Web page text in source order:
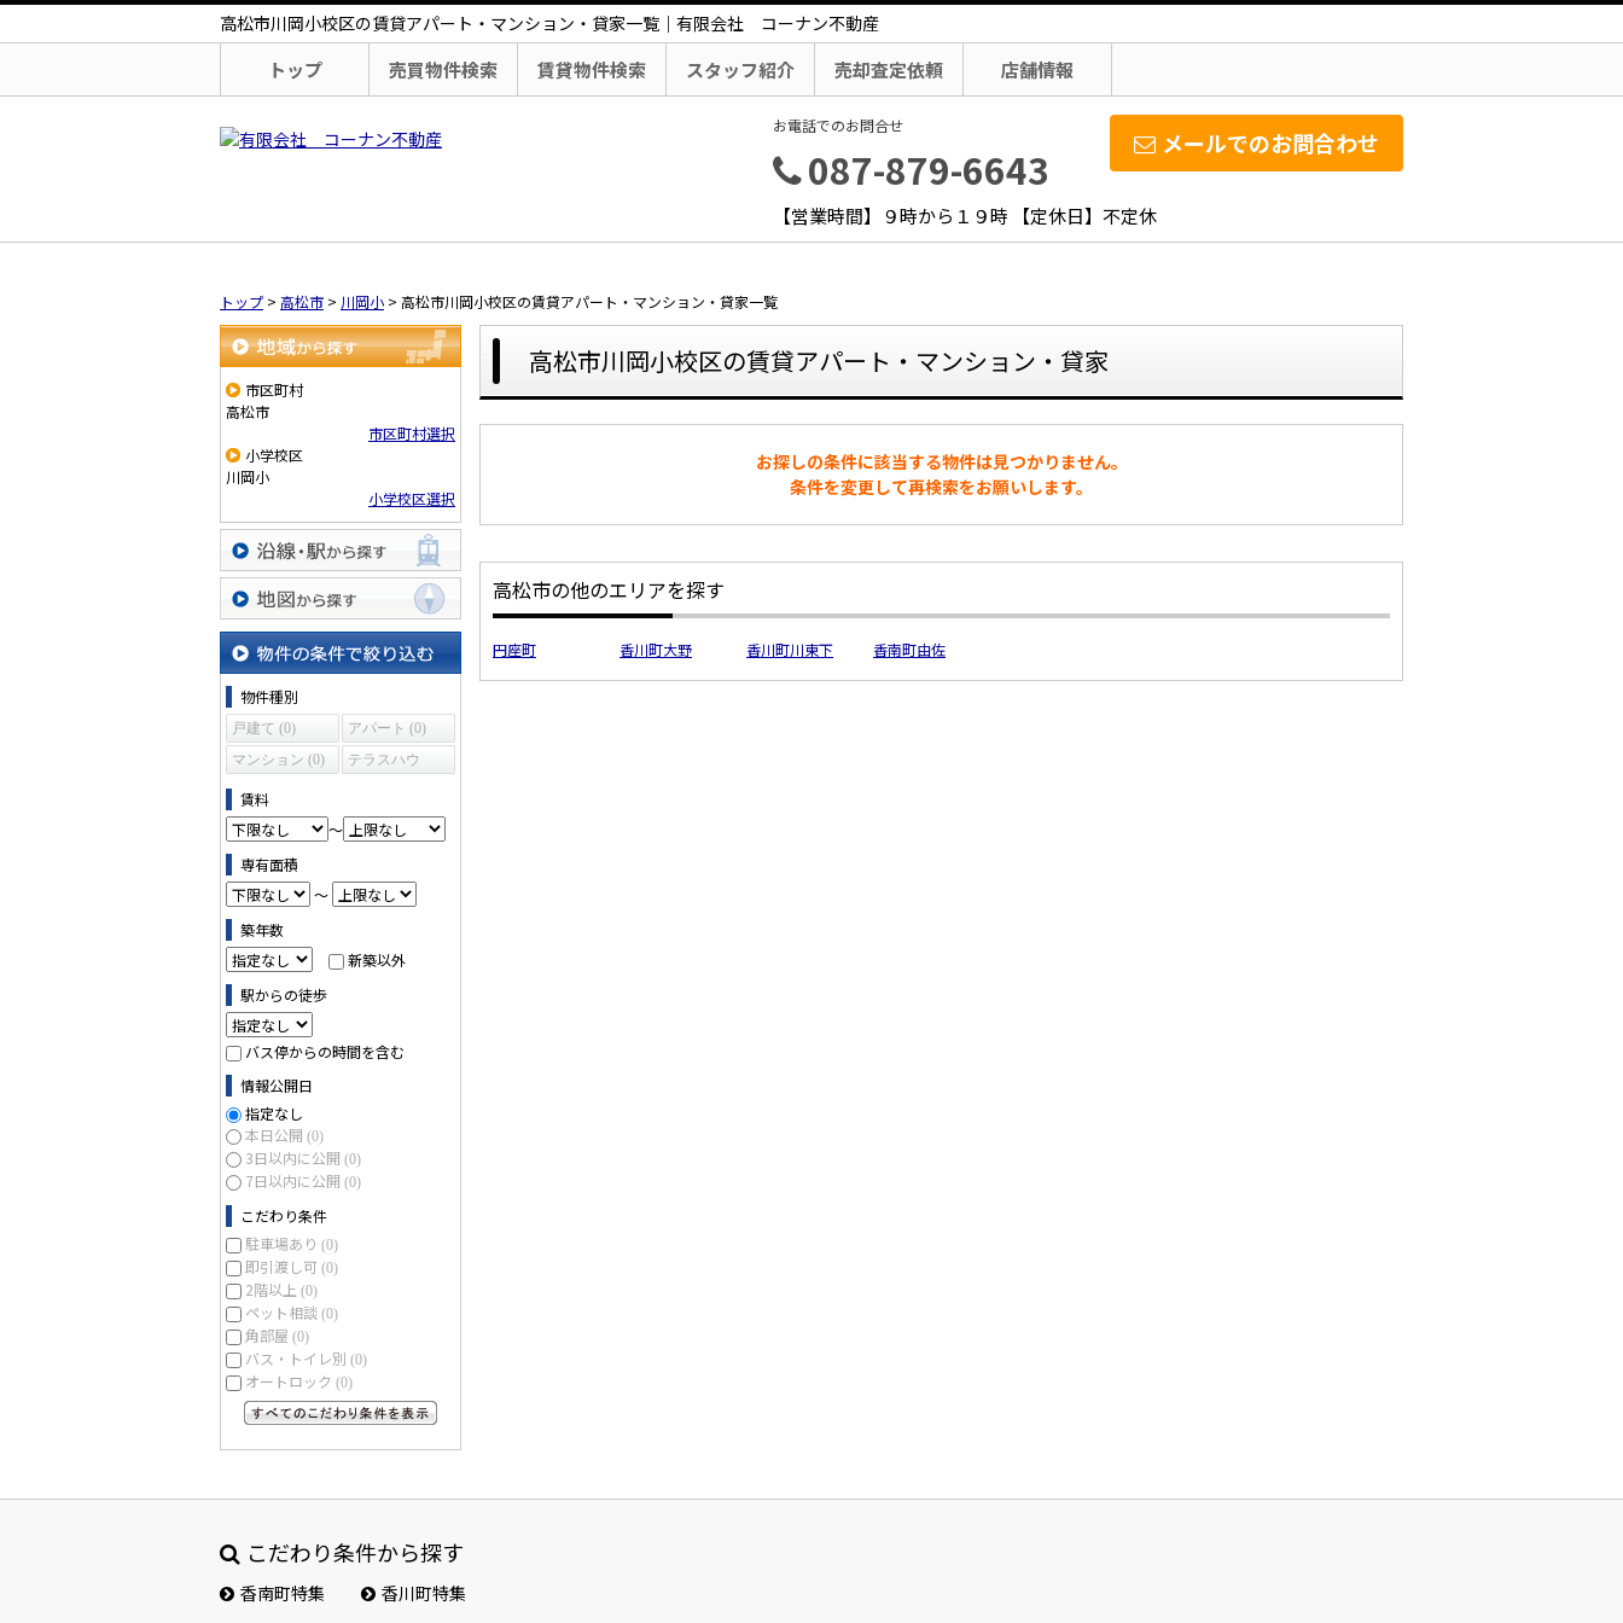
高松市川岡小校区の賃貸アパート・マンション・貸家一覧｜有限会社 コーナン不動産
トップ 売買物件検索 賃貸物件検索 スタッフ紹介 売却査定依頼 店舗情報
メールでのお問合わせ
お電話でのお問合せ
087-879-6643
【営業時間】９時から１９時 【定休日】不定休
トップ > 高松市 > 川岡小 > 高松市川岡小校区の賃貸アパート・マンション・貸家一覧
地域から探す
市区町村
高松市
市区町村選択
小学校区
川岡小
小学校区選択
沿線・駅から探す
地図から探す
物件の条件で絞り込む
物件種別
戸建て (0)
アパート (0)
マンション (0)
テラスハウ
賃料
～
専有面積
～
築年数
新築以外
駅からの徒歩
バス停からの時間を含む
情報公開日
指定なし
本日公開 (0)
3日以内に公開 (0)
7日以内に公開 (0)
こだわり条件
駐車場あり (0)
即引渡し可 (0)
2階以上 (0)
ペット相談 (0)
角部屋 (0)
バス・トイレ別 (0)
オートロック (0)
高松市川岡小校区の賃貸アパート・マンション・貸家
お探しの条件に該当する物件は見つかりません。
条件を変更して再検索をお願いします。
高松市の他のエリアを探す
円座町 香川町大野 香川町川東下 香南町由佐
こだわり条件から探す
香南町特集 香川町特集